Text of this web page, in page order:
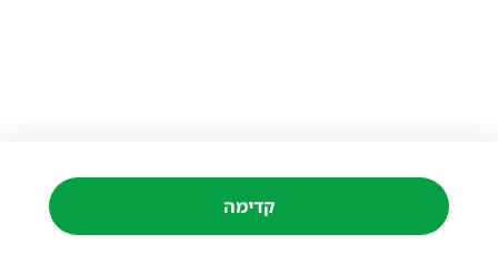
קדימה